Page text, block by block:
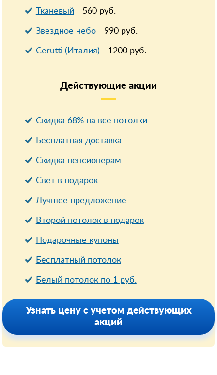
Тканевый- 560руб.
Звездное небо- 990руб.
Cerutti (Италия) - 1200руб.
Действующие акции
Скидка 68% на все потолки
Бесплатная доставка
Cкидка пенсионерам
Свет в подарок
Лучшее предложение
Второй потолок в подарок
Подарочные купоны
Бесплатный потолок
Белый потолок по 1 руб.
Узнать цену с учетом действующих
акций